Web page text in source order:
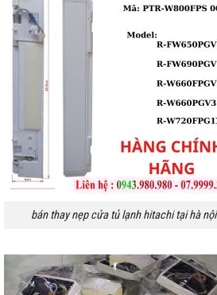
bán thay nẹp cửa tủ lạnh hitachi tại hà nội